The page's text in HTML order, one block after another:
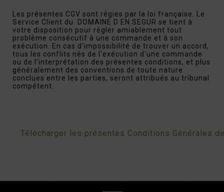
Les présentes CGV sont régies par la loi française. Le
Service Client du DOMAINE D EN SEGUR se tient à
votre disposition pour régler amiablement tout
problème consécutif à une commande et à son
exécution. En cas d'impossibilité de trouver un accord,
tous les conflits nés de l'exécution d'une commande
ou de l'interprétation des présentes conditions, et plus
généralement des conventions de toute nature
conclues entre les parties, seront attribués au tribunal
compétent.
Télécharger les présentes Conditions Générales